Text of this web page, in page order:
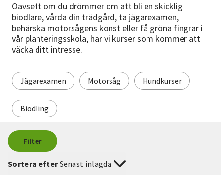
Oavsett om du drömmer om att bli en skicklig
biodlare, vårda din trädgård, ta jägarexamen,
behärska motorsågens konst eller få gröna fingrar i
vår planteringsskola, har vi kurser som kommer att
väcka ditt intresse.
Jägarexamen Motorsåg Hundkurser
Biodling
Filter
Sortera efterSenast inlagda